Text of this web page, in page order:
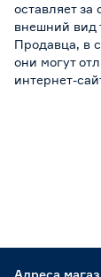
оставляет
внешний вид
Продавца, в
они могут
интернет-